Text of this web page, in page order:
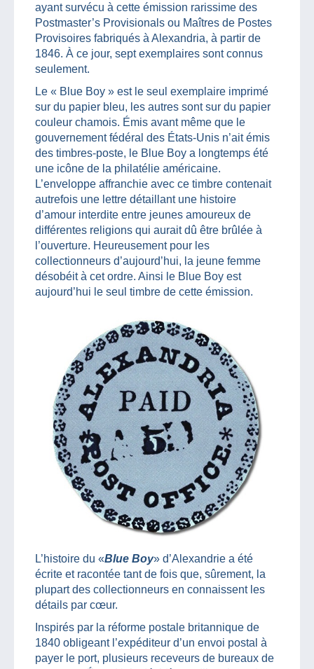
ayant survécu à cette émission rarissime des
Postmaster’s Provisionals ou Maîtres de Postes
Provisoires fabriqués à Alexandria, à partir de
1846. À ce jour, sept exemplaires sont connus
seulement.
Le « Blue Boy » est le seul exemplaire imprimé
sur du papier bleu, les autres sont sur du papier
couleur chamois. Émis avant même que le
gouvernement fédéral des États-Unis n’ait émis
des timbres-poste, le Blue Boy a longtemps été
une icône de la philatélie américaine.
L’enveloppe affranchie avec ce timbre contenait
autrefois une lettre détaillant une histoire
d’amour interdite entre jeunes amoureux de
différentes religions qui aurait dû être brûlée à
l’ouverture. Heureusement pour les
collectionneurs d’aujourd’hui, la jeune femme
désobéit à cet ordre. Ainsi le Blue Boy est
aujourd’hui le seul timbre de cette émission.
L’histoire du «Blue Boy» d’Alexandrie a été
écrite et racontée tant de fois que, sûrement, la
plupart des collectionneurs en connaissent les
détails par cœur.
Inspirés par la réforme postale britannique de
1840 obligeant l’expéditeur d’un envoi postal à
payer le port, plusieurs receveurs de bureaux de